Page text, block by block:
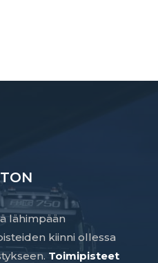
lähimpään
kiinni ollessa
Toimipisteet